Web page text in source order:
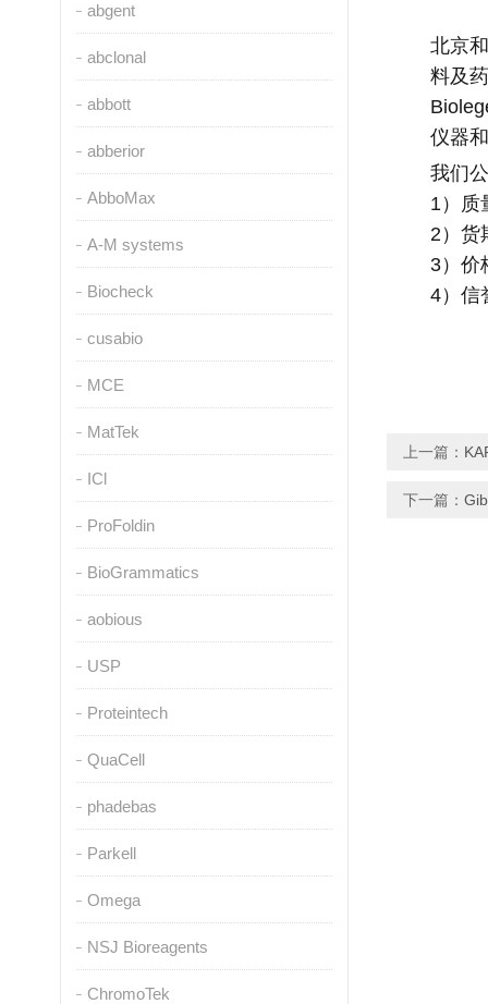
abgent
abclonal
abbott
abberior
AbboMax
A-M systems
Biocheck
cusabio
MCE
MatTek
ICl
ProFoldin
BioGrammatics
aobious
USP
Proteintech
QuaCell
phadebas
Parkell
Omega
NSJ Bioreagents
ChromoTek
北京
料及
仪器
我们
1）质
2）货
3）价
4）信
上一篇：
下一篇：